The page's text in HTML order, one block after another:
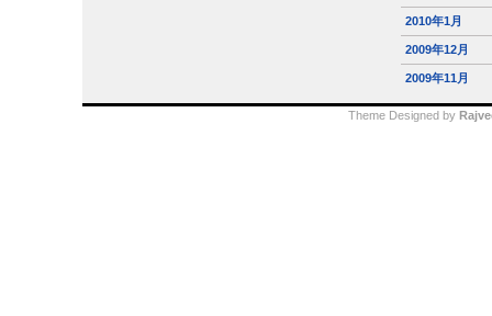
2010年1月
2009年12月
2009年11月
Theme Designed by